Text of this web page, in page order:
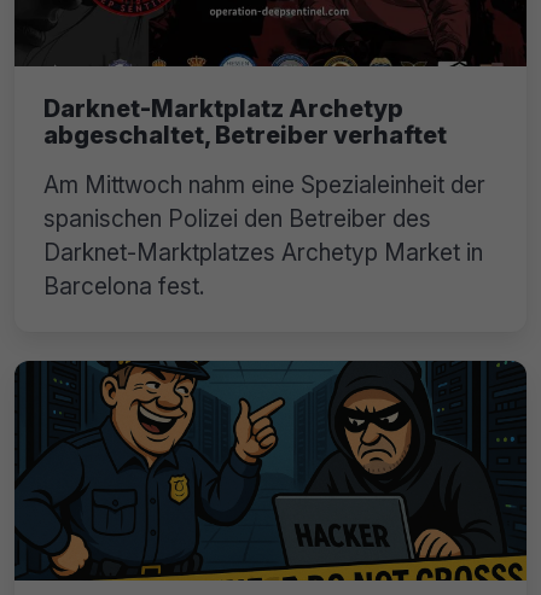
Darknet-Marktplatz Archetyp
abgeschaltet, Betreiber verhaftet
Am Mittwoch nahm eine Spezialeinheit der
spanischen Polizei den Betreiber des
Darknet-Marktplatzes Archetyp Market in
Barcelona fest.